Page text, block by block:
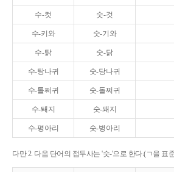
수-컷 숫-것
수-키와 숫-기와
수-탉 숫-닭
수-탕나귀 숫-당나귀
수-톨쩌귀 숫-돌쩌귀
수-퇘지 숫-돼지
수-평아리 숫-병아리
다만 2. 다음 단어의 접두사는 '숫-'으로 한다.(ㄱ을 표